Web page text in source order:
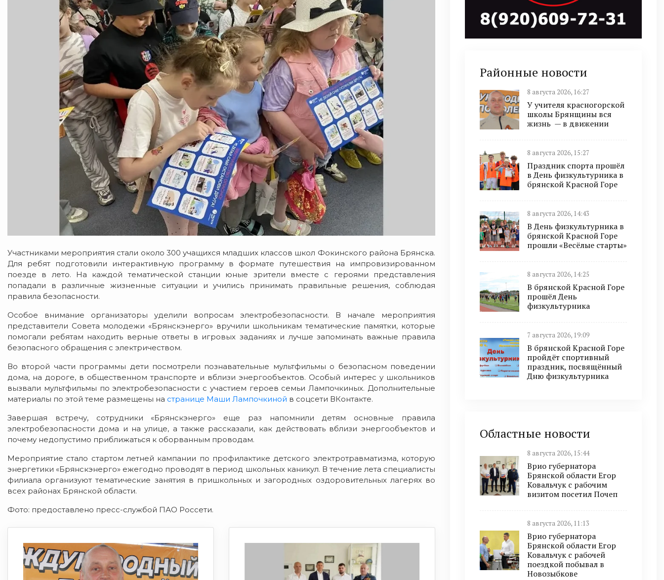
Участниками мероприятия стали около 300 учащихся младших классов школ Фокинского района Брянска.
Для ребят подготовили интерактивную программу в формате путешествия на импровизированном
поезде в лето. На каждой тематической станции юные зрители вместе с героями представления
попадали в различные жизненные ситуации и учились принимать правильные решения, соблюдая
правила безопасности.
Особое внимание организаторы уделили вопросам электробезопасности. В начале мероприятия
представители Совета молодежи «Брянскэнерго» вручили школьникам тематические памятки, которые
помогали ребятам находить верные ответы в игровых заданиях и лучше запоминать важные правила
безопасного обращения с электричеством.
Во второй части программы дети посмотрели познавательные мультфильмы о безопасном поведении
дома, на дороге, в общественном транспорте и вблизи энергообъектов. Особый интерес у школьников
вызвали мультфильмы по электробезопасности с участием героев семьи Лампочкиных. Дополнительные
материалы по этой теме размещены на странице Маши Лампочкиной в соцсети ВКонтакте.
Завершая встречу, сотрудники «Брянскэнерго» еще раз напомнили детям основные правила
электробезопасности дома и на улице, а также рассказали, как действовать вблизи энергообъектов и
почему недопустимо приближаться к оборванным проводам.
Мероприятие стало стартом летней кампании по профилактике детского электротравматизма, которую
энергетики «Брянскэнерго» ежегодно проводят в период школьных каникул. В течение лета специалисты
филиала организуют тематические занятия в пришкольных и загородных оздоровительных лагерях во
всех районах Брянской области.
Фото: предоставлено пресс-службой ПАО Россети.
Районные новости
8 августа 2026, 16:27
У учителя красногорской
школы Брянщины вся
жизнь — в движении
8 августа 2026, 15:27
Праздник спорта прошёл
в День физкультурника в
брянской Красной Горе
8 августа 2026, 14:43
В День физкультурника в
брянской Красной Горе
прошли «Весёлые старты»
8 августа 2026, 14:25
В брянской Красной Горе
прошёл День
физкультурника
7 августа 2026, 19:09
В брянской Красной Горе
пройдёт спортивный
праздник, посвящённый
Дню физкультурника
Областные новости
8 августа 2026, 15:44
Врио губернатора
Брянской области Егор
Ковальчук с рабочим
визитом посетил Почеп
8 августа 2026, 11:13
Врио губернатора
Брянской области Егор
Ковальчук с рабочей
поездкой побывал в
Новозыбкове